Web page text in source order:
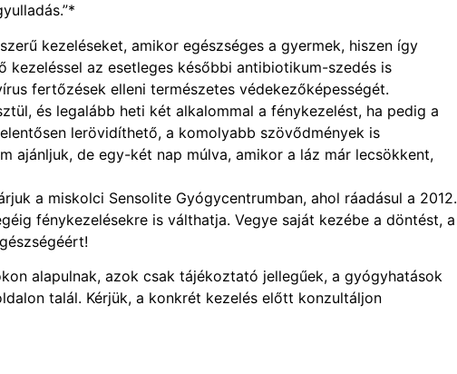
kezeléseket, amikor egészséges a gyermek, hiszen így
az esetleges későbbi antibiotikum-szedés is
fertőzések elleni természetes védekezőképességét.
és legalább heti két alkalommal a fénykezelést, ha pedig a
lerövidíthető, a komolyabb szövődmények is
ajánljuk, de egy-két nap múlva, amikor a láz már lecsökkent,
a miskolci Sensolite Gyógycentrumban, ahol ráadásul a 2012.
fénykezelésekre is válthatja. Vegye saját kezébe a döntést, a
alapulnak, azok csak tájékoztató jellegűek, a gyógyhatások
talál. Kérjük, a konkrét kezelés előtt konzultáljon